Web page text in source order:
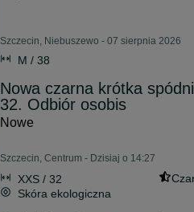
Szczecin, Niebuszewo - 07 sierpnia 2026
M / 38
Nowa czarna krótka
32. Odbiór osobis
Nowe
Szczecin, Centrum - Dzisiaj o 14:27
XXS / 32
Skóra ekologiczna